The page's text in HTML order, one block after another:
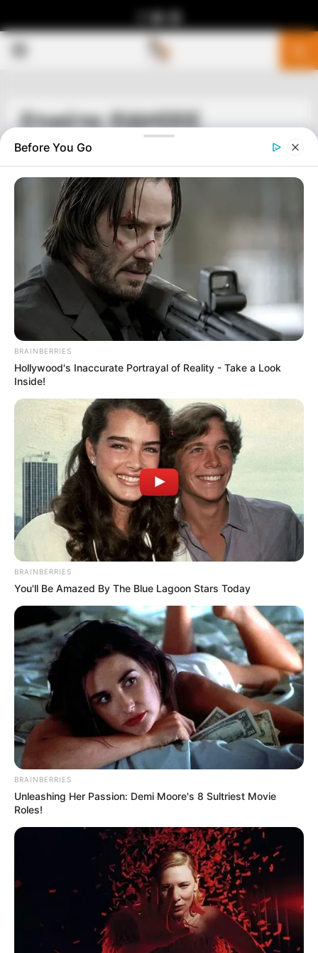
Ετικέτα: ΕΙΔΗΣΕΙΣ
ΣΗΜΑΝΤΙΚΕΣ ΕΙΔΗΣΕΙΣ
ΣΗΜΑΝΤΙΚΕΣ ΕΙΔΗΣΕΙΣ ΓΙΑ ΣΗΜΕΡΑ
6/12/23
ΣΗΜΑΝΤΙΚΕΣ ΕΙΔΗΣΕΙΣ ΓΙΑ ΣΗΜΕΡΑ 6/12/23… Τελευταίες
ειδήσεις από όλα τα μέτωπα με τις κατάλληλες αναφορές
και κάποιες φορές αναλύσεις για να μπορέσετε να
κατανοήσετε το...
ΣΗΜΑΝΤΙΚΕΣ ΕΙΔΗΣΕΙΣ
Ο Πούτιν σιγουρεύει τη μεγάλη αλλαγή
που έρχεται!!!
Ο Πούτιν σιγουρεύει τη μεγάλη αλλαγή που έρχεται!!!
Απευθυνόμενος σε ξένους πρεσβευτές τόνισε και μάλιστα
επειδή...
Before You Go
BRAINBERRIES
Hollywood's Inaccurate Portrayal of Reality - Take a Look
Inside!
BRAINBERRIES
You'll Be Amazed By The Blue Lagoon Stars Today
BRAINBERRIES
Unleashing Her Passion: Demi Moore's 8 Sultriest Movie
Roles!